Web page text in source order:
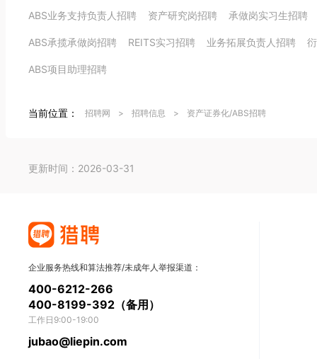
ABS业务支持负责人招聘 资产研究岗招聘 承做岗实习生招聘
ABS承揽承做岗招聘 REITS实习招聘 业务拓展负责人招聘
ABS项目助理招聘
当前位置： 招聘网 > 招聘信息 > 资产证券化/ABS招聘
更新时间：2026-03-31